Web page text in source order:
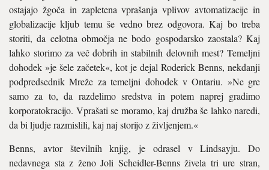
ostajajo žgoča in za­pletena vprašanja vplivov avtomatizacije in
globalizacije kljub temu še vedno brez odgovora. Kaj bo treba
storiti, da celotna območja ne bodo gospodarsko zaostala? Kaj
lahko storimo za več dobrih in stabil­nih delovnih mest? Temeljni
dohodek »je šele začetek«, kot je dejal Roderick Benns, nekdanji
podpredsednik Mreže za temeljni dohodek v Ontariu. »Ne gre
samo za to, da razdelimo sredstva in potem naprej gradi­mo
korporatokracijo. Vprašati se moramo, kaj družba še lahko naredi,
da bi ljudje raz­mislili, kaj naj storijo z življenjem.«
Benns, avtor številnih knjig, je od­rasel v Lindsayju. Do
nedavnega sta z ženo Joli Scheidler-Benns živela tri ure stran,